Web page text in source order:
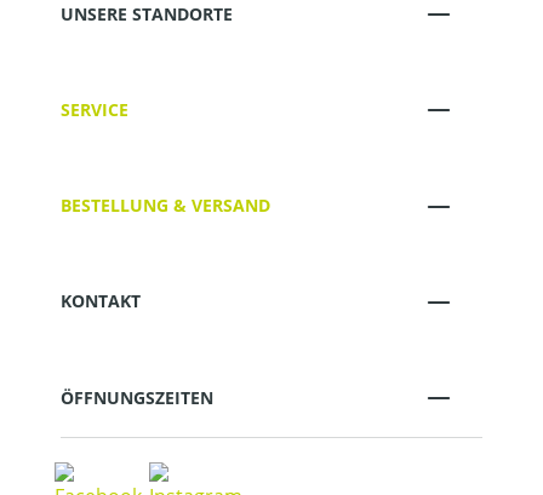
UNSERE STANDORTE
SERVICE
BESTELLUNG & VERSAND
KONTAKT
ÖFFNUNGSZEITEN